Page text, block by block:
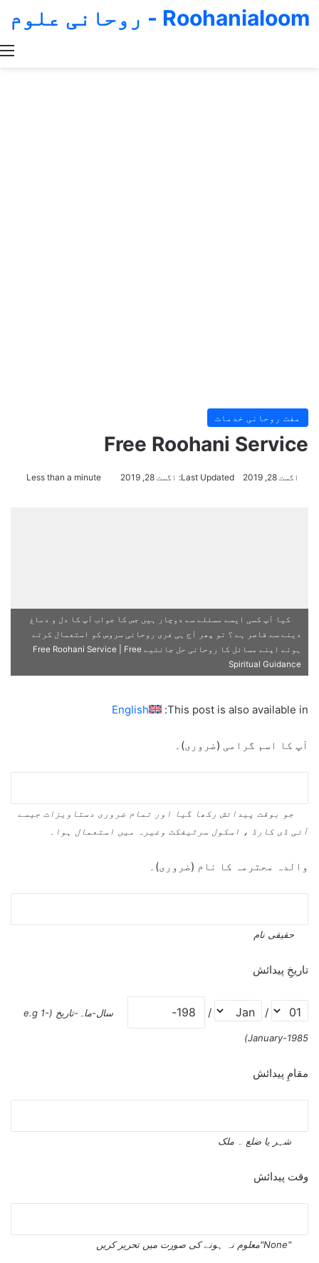
Roohanialoom - روحانی علوم
مفت روحانی خدمات
Free Roohani Service
اگست 28, 2019 Last Updated: اگست 28, 2019
کیا آپ کسی ایسے مسئلے سے دوچار ہیں جس کا جواب آپ کا دل و دماغ
دینے سے قاصر ہے ؟ تو پھر آج ہی فری روحانی سروس کو استعمال کرتے
ہوئے اپنے مسائل کا روحانی حل جانئیے Free Roohani Service | Free
Spiritual Guidance
This post is also available in:
English
آپ کا اسم گرامی (ضروری)۔
جو بوقت پیدائش رکھا گیا اور تمام ضروری دستاویزات جیسے
آئی ڈی کارڈ ، اسکول سرٹیفکٹ وغیرہ میں استعمال ہوا۔
والدہ محترمہ کا نام (ضروری)۔
حقیقی نام
تاریخِ پیدائش
/
/ سال-ماہ-تاریخ (e.g 1-
January-1985)
مقامِ پیدائش
شہر یا ضلع ۔ ملک
وقت پیدائش
"None"معلوم نہ ہونے کی صورت میں تحریر کریں